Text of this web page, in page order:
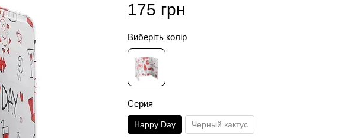
175 грн
Виберіть колір
Серия
Happy Day Черный кактус